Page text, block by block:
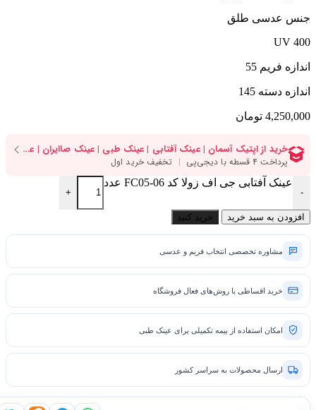
جنس عدسی طلق
UV 400
اندازه فریم 55
اندازه دسته 145
4,250,000 تومان
-
عینک آفتابی جی اف زولا کد FC05-06 عدد
+
افزودن به سبد خرید خرید کنید
مشاوره تخصصی انتخاب فریم و عدسی
خرید اقساطی با روش‌های فعال فروشگاه
امکان استفاده از بیمه تکمیلی برای عینک طبی
ارسال محصولات به سراسر کشور